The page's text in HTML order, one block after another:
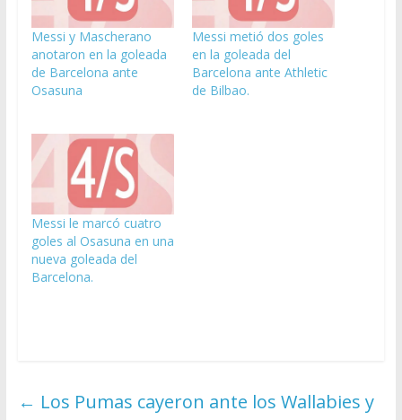
Messi y Mascherano
anotaron en la goleada
de Barcelona ante
Osasuna
Messi metió dos goles
en la goleada del
Barcelona ante Athletic
de Bilbao.
Messi le marcó cuatro
goles al Osasuna en una
nueva goleada del
Barcelona.
← Los Pumas cayeron ante los Wallabies y